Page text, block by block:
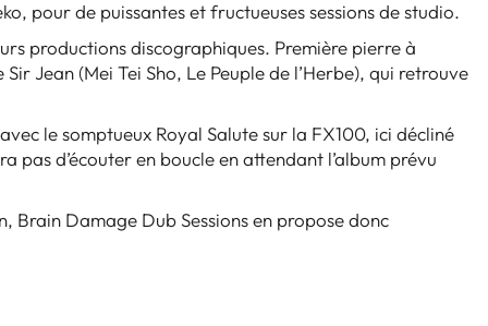
pour de puissantes et fructueuses sessions de studio.
productions discographiques. Première pierre à
Jean (Mei Tei Sho, Le Peuple de l’Herbe), qui retrouve
le somptueux Royal Salute sur la FX100, ici décliné
pas d’écouter en boucle en attendant l’album prévu
Brain Damage Dub Sessions en propose donc